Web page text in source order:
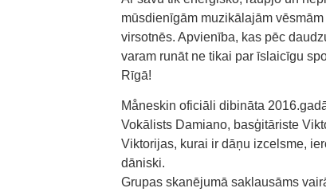
mūsdienīgām muzikālajām
virsotnēs. Apvienība, kas pēc
varam runāt ne tikai par īslaicīgu
Rīgā!
Måneskin oficiāli dibināta
Vokālists Damiano, basģitāriste
Viktorijas, kurai ir dāņu izcelsme,
dāniski.
Grupas skanējumā saklausāms